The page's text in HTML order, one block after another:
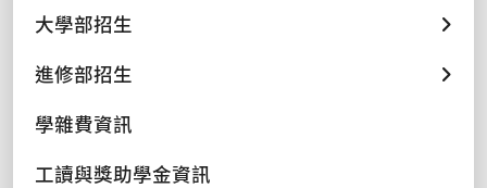
大學部招生
進修部招生
學雜費資訊
工讀與獎助學金資訊